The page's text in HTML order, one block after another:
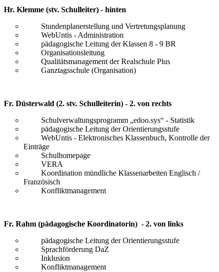
Hr. Klemme (stv. Schulleiter) - hinten
Stundenplanerstellung und Vertretungsplanung
WebUntis - Administration
pädagogische Leitung der Klassen 8 - 9 BR
Organisationsleitung
Qualitätsmanagement der Realschule Plus
Ganztagsschule (Organisation)
Fr. Düsterwald (2. stv. Schulleiterin) - 2. von rechts
Schulverwaltungsprogramm „edoo.sys“ - Statistik
pädagogische Leitung der Orientierungsstufe
WebUntis - Elektronisches Klassenbuch, Kontrolle der
Einträge
Schulhomepage
VERA
Koordination mündliche Klassenarbeiten Englisch /
Französisch
Konfliktmanagement
Fr. Rahm (pädagogische Koordinatorin) - 2. von links
pädagogische Leitung der Orientierungsstufe
Sprachförderung DaZ
Inklusion
Konfliktmanagement